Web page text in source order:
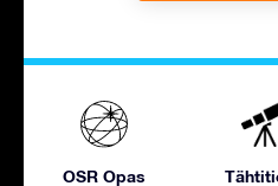
OSR Opas